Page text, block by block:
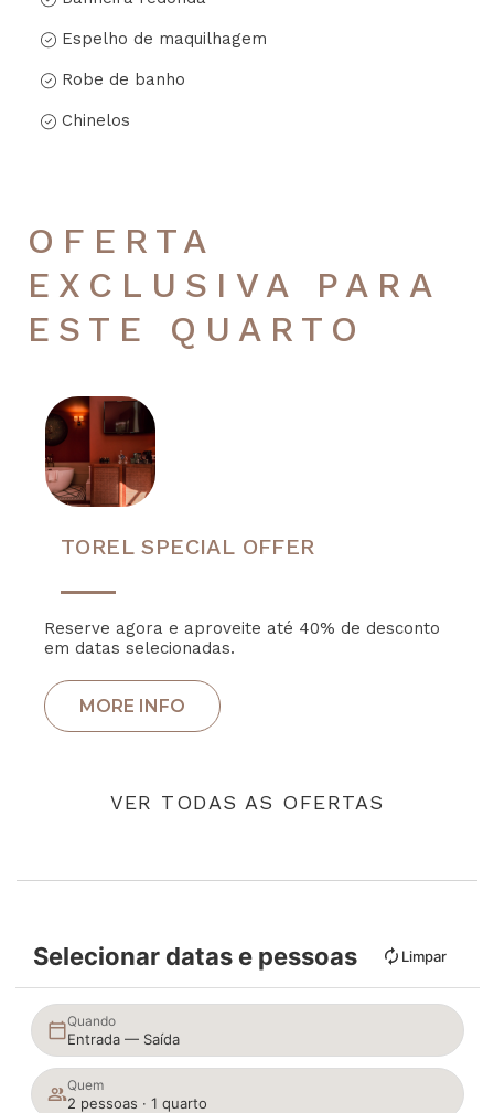
Espelho de maquilhagem
Robe de banho
Chinelos
OFERTA
EXCLUSIVA PARA
ESTE QUARTO
TOREL SPECIAL OFFER
Reserve agora e aproveite até 40% de desconto
em datas selecionadas.
VER TODAS AS OFERTAS
Selecionar datas e pessoas Limpar
Quando
Entrada — Saída
Quem
2 pessoas · 1 quarto